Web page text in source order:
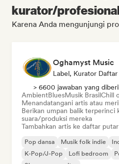
kurator/
Karena Anda mengunjungi
Oghamyst Music
Label, Kurator Daftar
> 6600 jawaban yang
AmbientBluesMusik BrasilChill
Menandatangani artis atau
Berikan umpan balik terperinci
suara/produksi mereka
Tambahkan artis ke daftar
Pop dansa Musik folk indie
K-Pop/J-Pop
Lofi bedroom